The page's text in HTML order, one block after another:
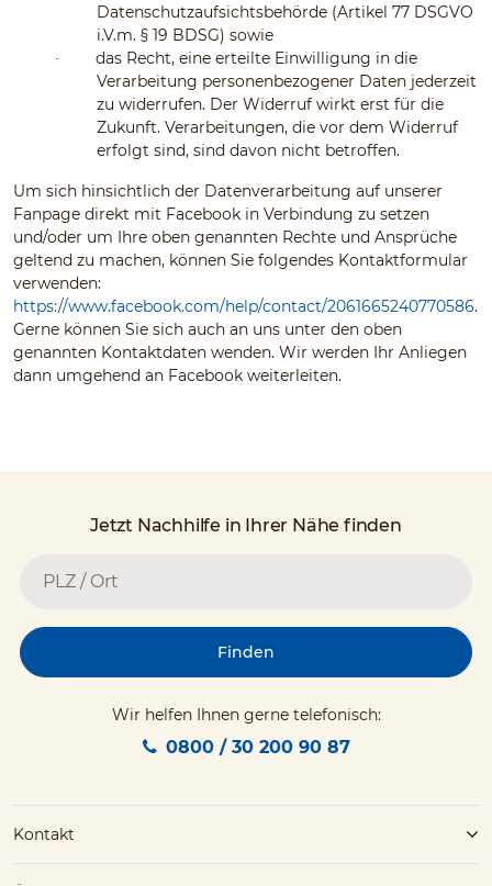
Datenschutzaufsichtsbehörde (Artikel 77 DSGVO
i.V.m. § 19 BDSG) sowie
·
das Recht, eine erteilte Einwilligung in die
Verarbeitung personenbezogener Daten jederzeit
zu widerrufen. Der Widerruf wirkt erst für die
Zukunft. Verarbeitungen, die vor dem Widerruf
erfolgt sind, sind davon nicht betroffen.
Um sich hinsichtlich der Datenverarbeitung auf unserer
Fanpage direkt mit Facebook in Verbindung zu setzen
und/oder um Ihre oben genannten Rechte und Ansprüche
geltend zu machen, können Sie folgendes Kontaktformular
verwenden:
https://www.facebook.com/help/contact/2061665240770586.
Gerne können Sie sich auch an uns unter den oben
genannten Kontaktdaten wenden. Wir werden Ihr Anliegen
dann umgehend an Facebook weiterleiten.
Jetzt Nachhilfe in Ihrer Nähe finden
Finden
Wir helfen Ihnen gerne telefonisch:
0800 / 30 200 90 87
Kontakt